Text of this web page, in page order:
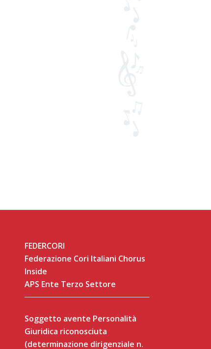
FEDERCORI
Federazione Cori Italiani Chorus
Inside
APS Ente Terzo Settore
Soggetto avente Personalità
Giuridica riconosciuta
(determinazione dirigenziale n.